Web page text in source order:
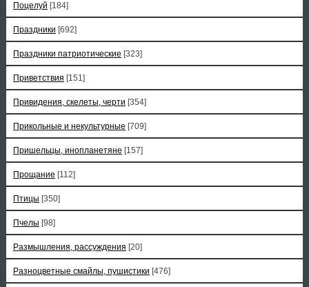
Поцелуй [184]
Праздники [692]
Праздники патриотические [323]
Приветствия [151]
Привидения, скелеты, черти [354]
Прикольные и некультурные [709]
Пришельцы, инопланетяне [157]
Прощание [112]
Птицы [350]
Пчелы [98]
Размышления, рассуждения [20]
Разноцветные смайлы, пушистики [476]